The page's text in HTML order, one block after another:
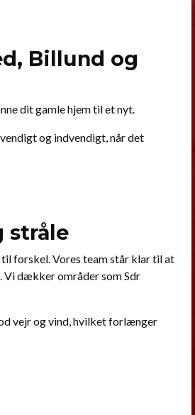
Billund og
dit gamle hjem til et nyt.
og indvendigt, når det
stråle
forskel. Vores team står klar til at
Vi dækker områder som Sdr
vejr og vind, hvilket forlænger